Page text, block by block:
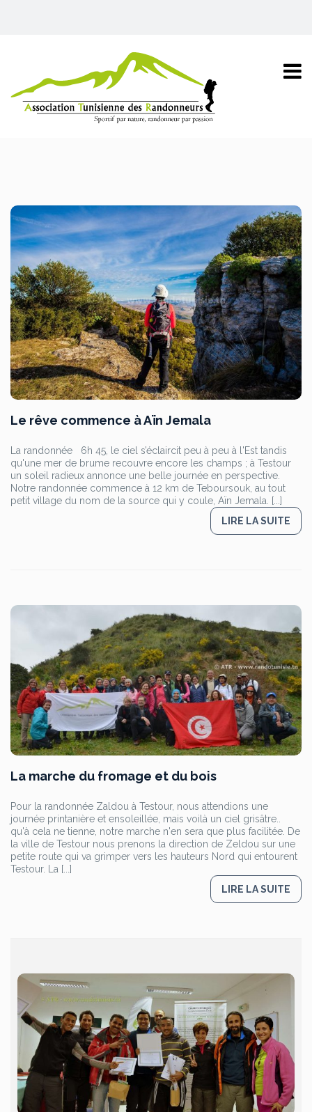
Le rêve commence à Aïn Jemala
La randonnée 6h 45, le ciel s’éclaircit peu à peu à l'Est tandis
qu'une mer de brume recouvre encore les champs ; à Testour
un soleil radieux annonce une belle journée en perspective.
Notre randonnée commence à 12 km de Teboursouk, au tout
petit village du nom de la source qui y coule, Aïn Jemala. [...]
LIRE LA SUITE
La marche du fromage et du bois
Pour la randonnée Zaldou à Testour, nous attendions une
journée printanière et ensoleillée, mais voilà un ciel grisâtre..
qu'à cela ne tienne, notre marche n'en sera que plus facilitée. De
la ville de Testour nous prenons la direction de Zeldou sur une
petite route qui va grimper vers les hauteurs Nord qui entourent
Testour. La [...]
LIRE LA SUITE